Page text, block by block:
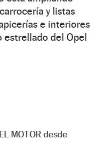
y listas
e interiores
estrellado del Opel
MOTOR desde